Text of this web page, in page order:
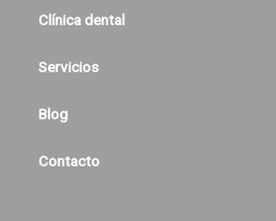
Clínica dental
Servicios
Blog
Contacto